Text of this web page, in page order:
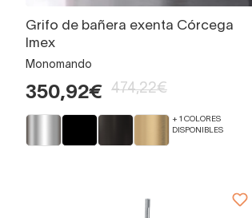
Grifo de bañera exenta Córcega
Imex
Monomando
350,92€ 474,22€
+ 1 COLORES
DISPONIBLES